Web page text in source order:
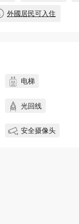
外國居民可入住
电梯
光回线
安全摄像头